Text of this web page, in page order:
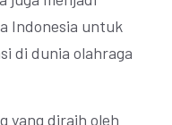
Indonesia untuk
di dunia olahraga
yang diraih oleh